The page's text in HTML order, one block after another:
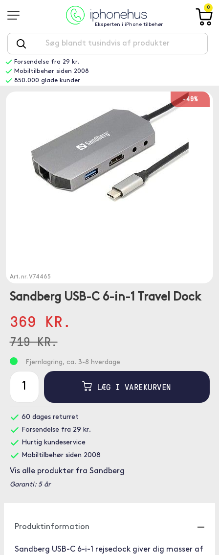
Eksperten i iPhone tilbehør
0
Forsendelse fra 29 kr.
Mobiltilbehør siden 2008
850.000 glade kunder
-49%
Art. nr. V74465
Sandberg USB-C 6-in-1 Travel Dock
369 KR.
719 KR.
Fjernlagring, ca. 3-8 hverdage
LÆG I VAREKURVEN
60 dages returret
Forsendelse fra 29 kr.
Hurtig kundeservice
Mobiltilbehør siden 2008
Vis alle produkter fra Sandberg
Garanti: 5 år
Produktinformation
Sandberg USB-C 6-i-1 rejsedock giver dig masser af